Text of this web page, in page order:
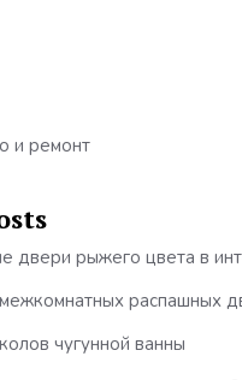
и ремонт
двери рыжего цвета в
распашных
чугунной ванны